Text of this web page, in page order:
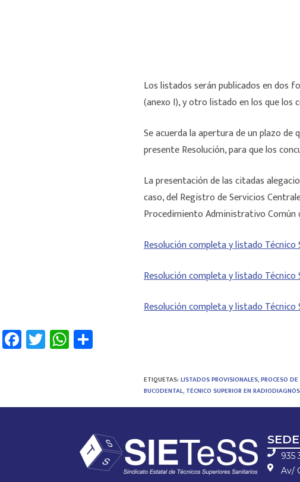
Los listados serán publicados en dos
(anexo I), y otro listado en los que los
Se acuerda la apertura de un plazo
presente Resolución, para que los
La presentación de las citadas
caso, del Registro de Servicios
Procedimiento Administrativo Común
Resolución completa y listado
Resolución completa y listado
Resolución completa y listado
Fa
ce
ok
T
wi
W
h
p ar
tir
ETIQUETAS: LISTADOS PROVISIONALES,PROCESO
BUCODENTAL, TÉCNICO SUPERIOR EN
935
Av/